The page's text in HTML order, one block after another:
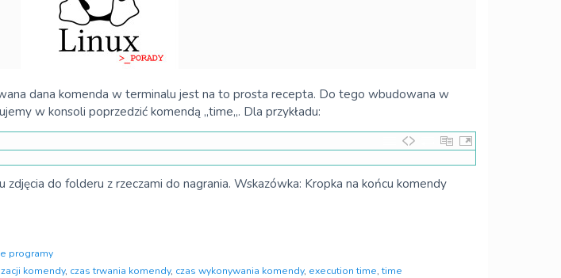
dana komenda w terminalu jest na to prosta recepta. Do tego wbudowana w
w konsoli poprzedzić komendą „time„. Dla przykładu:
do folderu z rzeczami do nagrania. Wskazówka: Kropka na końcu komendy
programy
komendy, czas trwania komendy, czas wykonywania komendy, execution time,time